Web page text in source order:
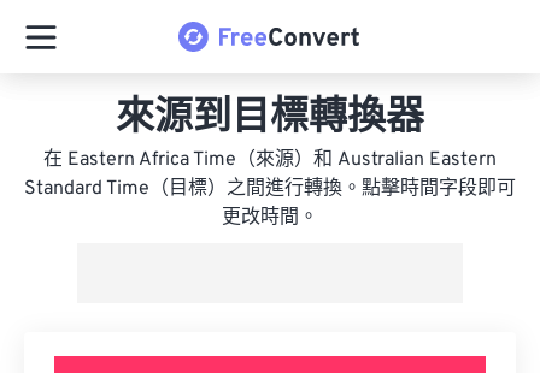
來源到目標轉換器
在 Eastern Africa Time（來源）和 Australian Eastern
Standard Time（目標）之間進行轉換。點擊時間字段即可
更改時間。